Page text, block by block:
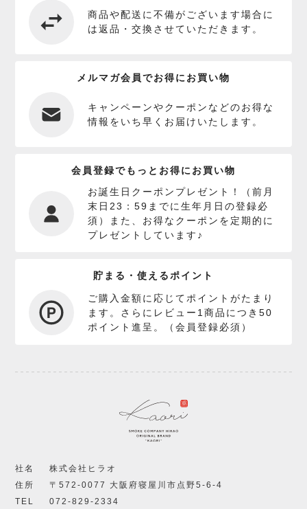
商品や配送に不備がございます場合に
は返品・交換させていただきます。
メルマガ会員でお得にお買い物
キャンペーンやクーポンなどのお得な
情報をいち早くお届けいたします。
会員登録でもっとお得にお買い物
お誕生日クーポンプレゼント！（前月
末日23：59までに生年月日の登録必
須）また、お得なクーポンを定期的に
プレゼントしています♪
貯まる・使えるポイント
ご購入金額に応じてポイントがたまり
ます。さらにレビュー1商品につき50
ポイント進呈。（会員登録必須）
社名
株式会社ヒラオ
住所
〒572-0077 大阪府寝屋川市点野5-6-4
TEL
072-829-2334